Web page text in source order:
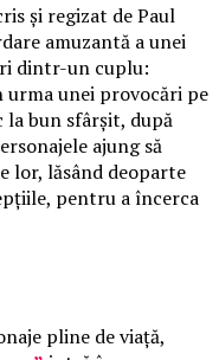
și regizat de Paul
amuzantă a unei
dintr-un cuplu:
urma unei provocări pe
bun sfârșit, după
ajung să
lor, lăsând deoparte
pentru a încerca
pline de viață,